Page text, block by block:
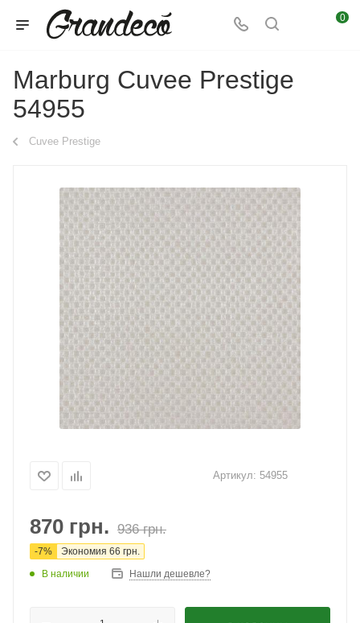
0
Marburg Cuvee Prestige
54955
Cuvee Prestige
Артикул: 54955
870 грн. 936грн.
-7% Экономия 66 грн.
В наличии
Нашли дешевле?